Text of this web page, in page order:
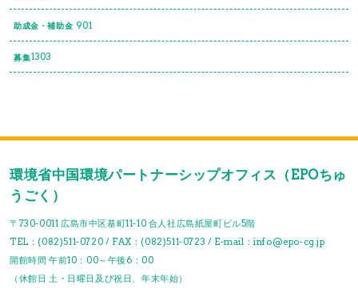
助成金・補助金 901
募集1303
環境省中国環境パートナーシップオフィス（EPOちゅ
うごく）
〒730-0011 広島市中区基町11-10 合人社広島紙屋町ビル5階
TEL：(082)511-0720 / FAX：(082)511-0723 / E-mail：info@epo-cg.jp
開館時間 午前10：00～午後6：00
（休館日 土・日曜日及び祝日、年末年始）